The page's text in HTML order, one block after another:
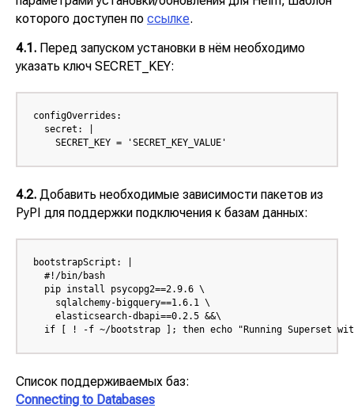
которого доступен по ссылке.
4.1. Перед запуском установки в нём необходимо
указать ключ SECRET_KEY:
configOverrides:
  secret: |
    SECRET_KEY = 'SECRET_KEY_VALUE'
4.2. Добавить необходимые зависимости пакетов из
PyPI для поддержки подключения к базам данных:
bootstrapScript: |
  #!/bin/bash
  pip install psycopg2==2.9.6 \
    sqlalchemy-bigquery==1.6.1 \
    elasticsearch-dbapi==0.2.5 &&\
if [ ! -f ~/bootstrap ]; then echo "Running Superset
Список поддерживаемых баз:
Connecting to Databases
Кейсы
Блог:
Экспертные статьи
Мероприятия
Главная
Наши решения:
Планировщик
пространства
Ласмарт.Обмен
данными с